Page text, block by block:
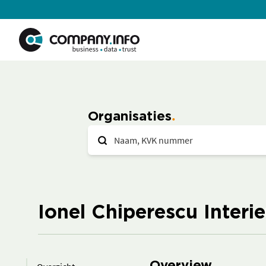
Organisaties
Ionel Chiperescu